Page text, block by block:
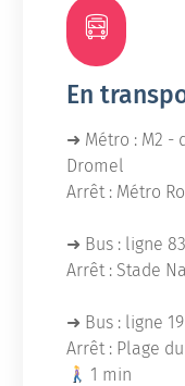
En
➜ Métro : M2 -
Dromel
Arrêt : Métro
➜ Bus : ligne 83
Arrêt : Stade
➜ Bus : ligne 19
Arrêt : Plage
1 min